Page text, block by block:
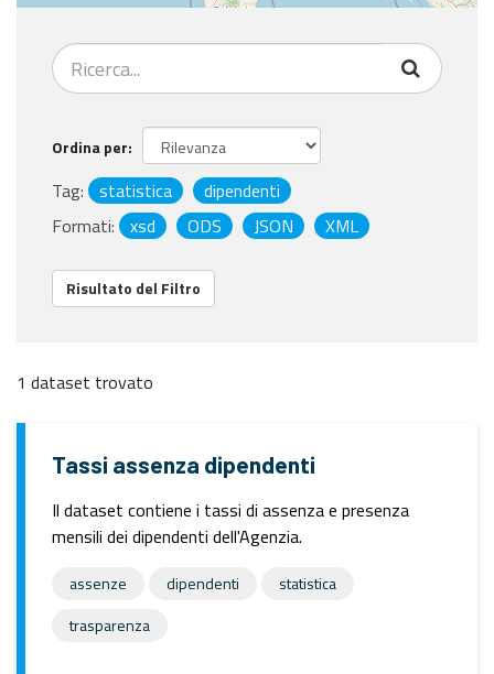
Ordina per
Tag: statistica
dipendenti
Formati:
xsd ODS JSON XML
Risultato del Filtro
1 dataset trovato
Tassi assenza dipendenti
Il dataset contiene i tassi di assenza e presenza
mensili dei dipendenti dell'Agenzia.
assenze dipendenti
statistica
trasparenza